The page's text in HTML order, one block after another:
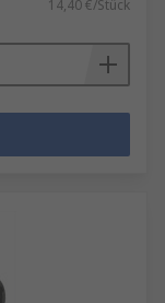
14,40 €/Stück